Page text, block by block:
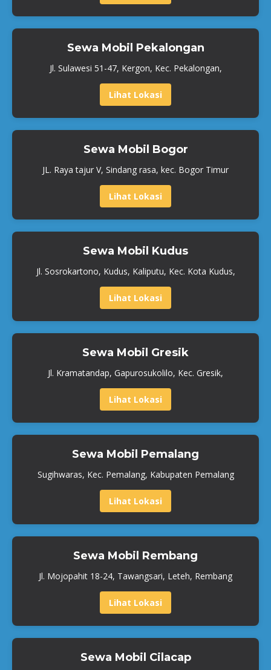
Sewa Mobil Pekalongan
Jl. Sulawesi 51-47, Kergon, Kec. Pekalongan,
Lihat Lokasi
Sewa Mobil Bogor
JL. Raya tajur V, Sindang rasa, kec. Bogor Timur
Lihat Lokasi
Sewa Mobil Kudus
Jl. Sosrokartono, Kudus, Kaliputu, Kec. Kota Kudus,
Lihat Lokasi
Sewa Mobil Gresik
Jl. Kramatandap, Gapurosukolilo, Kec. Gresik,
Lihat Lokasi
Sewa Mobil Pemalang
Sugihwaras, Kec. Pemalang, Kabupaten Pemalang
Lihat Lokasi
Sewa Mobil Rembang
Jl. Mojopahit 18-24, Tawangsari, Leteh, Rembang
Lihat Lokasi
Sewa Mobil Cilacap